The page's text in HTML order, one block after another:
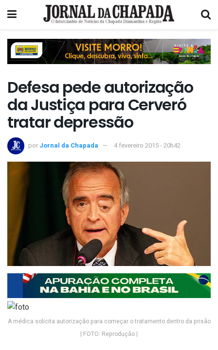
Defesa pede autorização
da Justiça para Cerveró
tratar depressão
por Jornal da Chapada 4 fevereiro 2015 - 20h42
A médica solicita autorização para começar o tratamento dentro da prisão
| FOTO: Reprodução |